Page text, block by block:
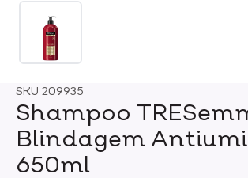
SKU 209935
Shampoo
Blindagem
650ml